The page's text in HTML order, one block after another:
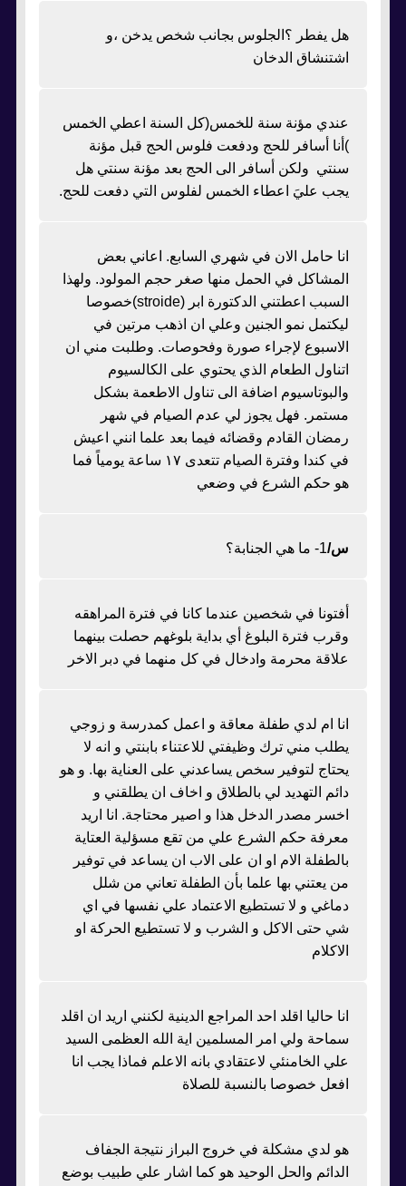
هل يفطر ؟الجلوس بجانب شخص يدخن ،و
اشتنشاق الدخان
عندي مؤنة سنة للخمس(كل السنة اعطي الخمس
)أنا أسافر للحج ودفعت فلوس الحج قبل مؤنة
سنتي ولكن أسافر الى الحج بعد مؤنة سنتي هل
يجب عليَ اعطاء الخمس لفلوس التي دفعت للحج.
انا حامل الان في شهري السابع. اعاني بعض
المشاكل في الحمل منها صغر حجم المولود. ولهذا
السبب اعطتني الدكتورة ابر (stroide)خصوصا
ليكتمل نمو الجنين وعلي ان اذهب مرتين في
الاسبوع لإجراء صورة وفحوصات. وطلبت مني ان
اتناول الطعام الذي يحتوي على الكالسيوم
والبوتاسيوم اضافة الى تناول الاطعمة بشكل
مستمر. فهل يجوز لي عدم الصيام في شهر
رمضان القادم وقضائه فيما بعد علما انني اعيش
في كندا وفترة الصيام تتعدى ١٧ ساعة يومياً فما
هو حكم الشرع في وضعي
س/1- ما هي الجنابة؟
أفتونا في شخصين عندما كانا في فترة المراهقه
وقرب فترة البلوغ أي بداية بلوغهم حصلت بينهما
علاقة محرمة وادخال في كل منهما في دبر الاخر
انا ام لدي طفلة معاقة و اعمل كمدرسة و زوجي
يطلب مني ترك وظيفتي للاعتناء بابنتي و انه لا
يحتاج لتوفير سخص يساعدني على العناية بها. و هو
دائم التهديد لي بالطلاق و اخاف ان يطلقني و
اخسر مصدر الدخل هذا و اصير محتاجة. انا اريد
معرفة حكم الشرع علي من تقع مسؤلية العتاية
بالطفلة الام او ان على الاب ان يساعد في توفير
من يعتني بها علما بأن الطفلة تعاني من شلل
دماغي و لا تستطيع الاعتماد علي نفسها في اي
شي حتى الاكل و الشرب و لا تستطيع الحركة او
الاكلام
انا حاليا اقلد احد المراجع الدينية لكنني اريد ان اقلد
سماحة ولي امر المسلمين اية الله العظمى السيد
علي الخامنئي لاعتقادي بانه الاعلم فماذا يجب انا
افعل خصوصا بالنسبة للصلاة
هو لدي مشكلة في خروج البراز نتيجة الجفاف
الدائم والحل الوحيد هو كما اشار علي طبيب بوضع